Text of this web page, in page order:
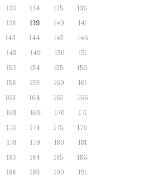
133 134 135
136
138 139 140
141
143 144 145
146
148 149 150
151
153 154 155
156
158 159 160
161
163 164 165
166
168 169 170
171
173 174 175
176
178 179 180
181
183 184 185
186
188 189 190
191